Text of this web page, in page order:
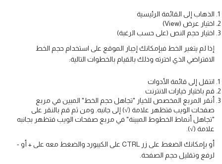
الذهاب إلى القائمة الرئيسية
اختيار عرض (View)
اختيار حجم النص (على حسب الرغبة)
إذا لم يتغير الخط فبإمكانك إجبار الموقع على استخدام حجم الخط
الافتراضي الذي اخترته وذلك بالقيام بالخطوات التالية:
انتقل إلى قائمة الأدوات
قم باختيار خيارات الانترنت
أنقر المربع المخصص للخيار "تجاهل حجم الخط" المبين في مربع
صفحات الويب فتظهر علامة (√) إلى جانبه. ومن ثم قم بالنقر على
"تجاهل أنماط الخطوط المبينة" في مربع صفحات الويب فتظهر بجانبه
علامة (√).
أو بإمكانك الضغط على زر CTRL على الكيبورد والضغط معه على + أو -
لرفع وتقليل حجم الصفحة.